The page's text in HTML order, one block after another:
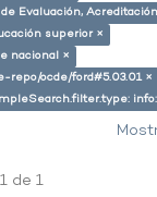
Evaluación,
superior ×
nacional ×
repo/ocde/ford#5.03.01 ×
de 1